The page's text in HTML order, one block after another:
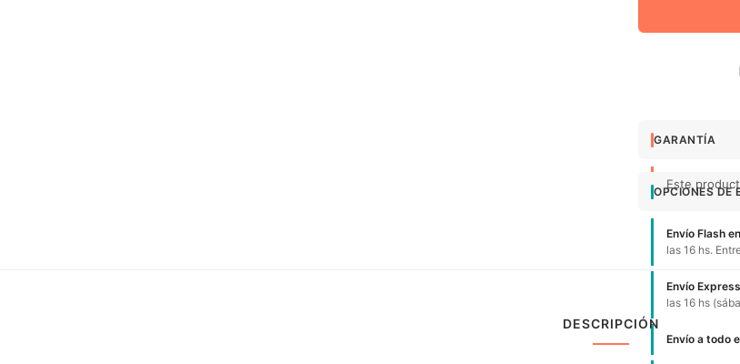
GARANTÍA
Este
OPCIONES DE
Envío Flash
las 16 hs.
Envío
las 16 hs
Envío a todo
DESCRIPCIÓN